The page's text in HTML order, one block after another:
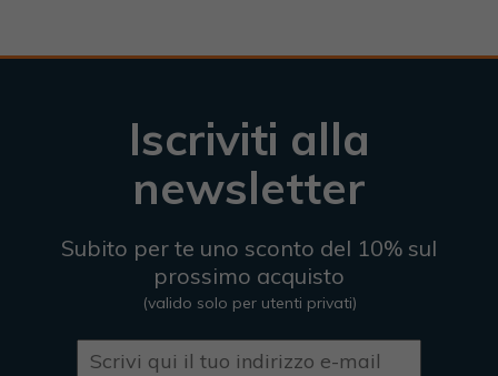
Iscriviti alla
newsletter
Subito per te uno sconto del 10% sul
prossimo acquisto
(valido solo per utenti privati)